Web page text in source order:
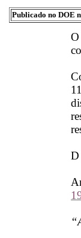
Publicado no DOE